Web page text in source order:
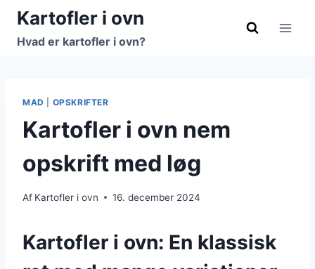
Fortsæt
indhold
Kartofler i ovn
Hvad er kartofler i ovn?
MAD OPSKRIFTER
Kartofler i ovn nem
opskrift med løg
Af Kartofler i ovn 16. december 2024
Kartofler i ovn: En klassisk